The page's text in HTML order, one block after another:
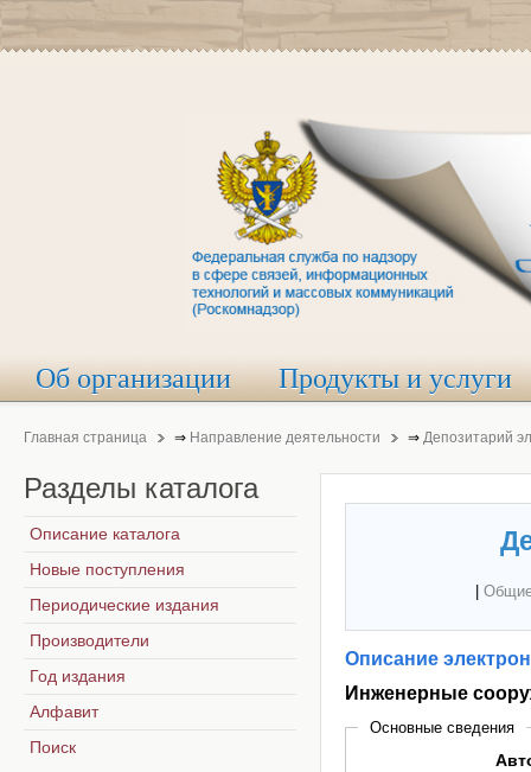
Об организации Продукты и услуги
Главная страница ⇒ Направление деятельности ⇒ Депозитарий
Описание
Инженерные
Основные сведения
Разделы каталога
Описание каталога
Новые поступления
Периодические издания
Производители
Год издания
Алфавит
Поиск